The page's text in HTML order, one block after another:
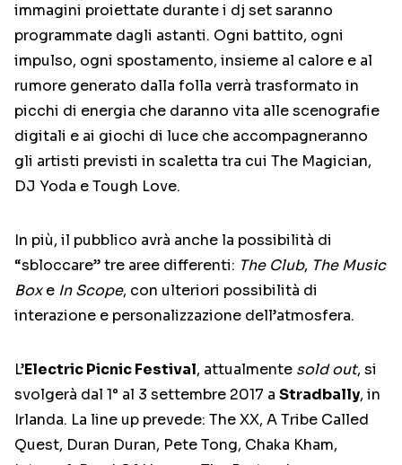
immagini proiettate durante i dj set saranno
programmate dagli astanti. Ogni battito, ogni
impulso, ogni spostamento, insieme al calore e al
rumore generato dalla folla verrà trasformato in
picchi di energia che daranno vita alle scenografie
digitali e ai giochi di luce che accompagneranno
gli artisti previsti in scaletta tra cui The Magician,
DJ Yoda e Tough Love.
In più, il pubblico avrà anche la possibilità di
“sbloccare” tre aree differenti: The Club, The Music
Boxe In Scope, con ulteriori possibilità di
interazione e personalizzazione dell’atmosfera.
L’Electric Picnic Festival, attualmente sold out, si
svolgerà dal 1° al 3 settembre 2017 a Stradbally, in
Irlanda. La line up prevede: The XX, A Tribe Called
Quest, Duran Duran, Pete Tong, Chaka Kham,